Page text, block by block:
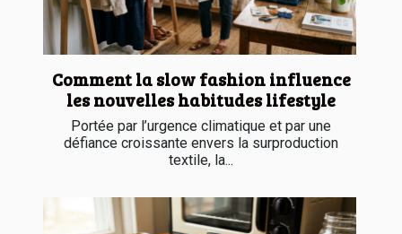
Comment la slow fashion influence
les nouvelles habitudes lifestyle
Portée par l’urgence climatique et par une
défiance croissante envers la surproduction
textile, la...